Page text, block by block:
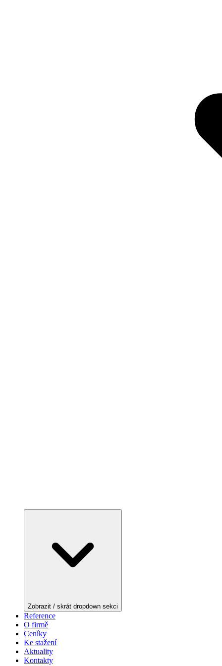
Zobrazit / skrát dropdown sekci
Reference
O firmě
Ceníky
Ke stažení
Aktuality
Kontakty